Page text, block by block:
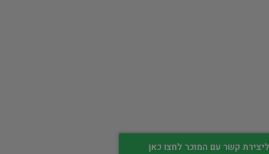
ליצירת קשר עם המוכר לחצו כאן